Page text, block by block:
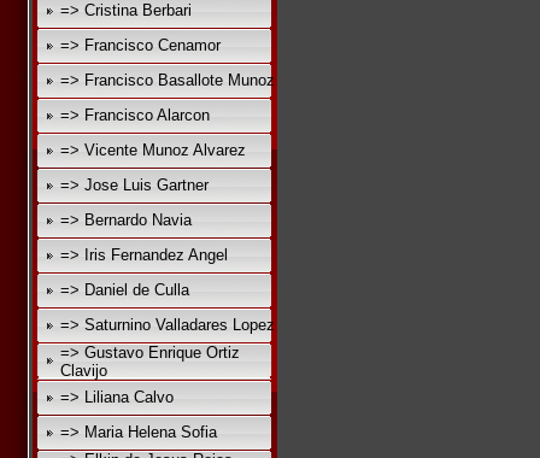
=> Cristina Berbari
=> Francisco Cenamor
=> Francisco Basallote Munoz
=> Francisco Alarcon
=> Vicente Munoz Alvarez
=> Jose Luis Gartner
=> Bernardo Navia
=> Iris Fernandez Angel
=> Daniel de Culla
=> Saturnino Valladares Lopez
=> Gustavo Enrique Ortiz
Clavijo
=> Liliana Calvo
=> Maria Helena Sofia